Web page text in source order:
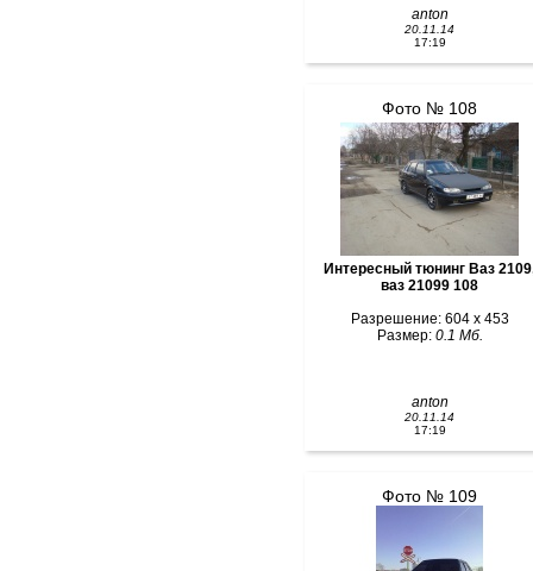
anton
20.11.14
17:19
Фото № 108
Интересный тюнинг Ваз
ваз 21099 108
Разрешение: 604 x 453
Размер: 0.1 Мб.
anton
20.11.14
17:19
Фото № 109